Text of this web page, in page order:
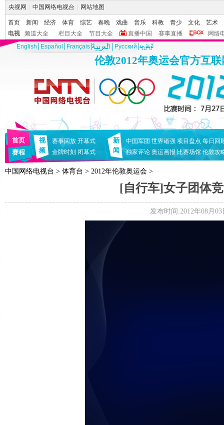
央视网 中国网络电视台 网站地图
首页 新闻 经济 体育 综艺 春晚 戏曲 音乐 科教 青少 文化
艺术
电视
频道大全 栏目大全 节目大全 直播中国 赛事直播
网络
English
Español Français Pусский
伦敦2012年奥运会官方互
首页
赛程
视
频
赛事回放 开幕式
金牌时刻 闭幕式
新
闻
中国军团 世界诸强 项目盘点 每日回
独家评论 奥运画报 比赛场馆 伦敦攻
中国网络电视台 > 体育台 > 2012年伦敦奥运会 >
[自行车]女子团体
发布时间:2012年08月